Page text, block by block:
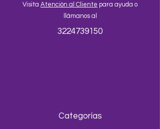
Visita Atención al Cliente para ayuda o
llámanos al
3224739150
Categorías